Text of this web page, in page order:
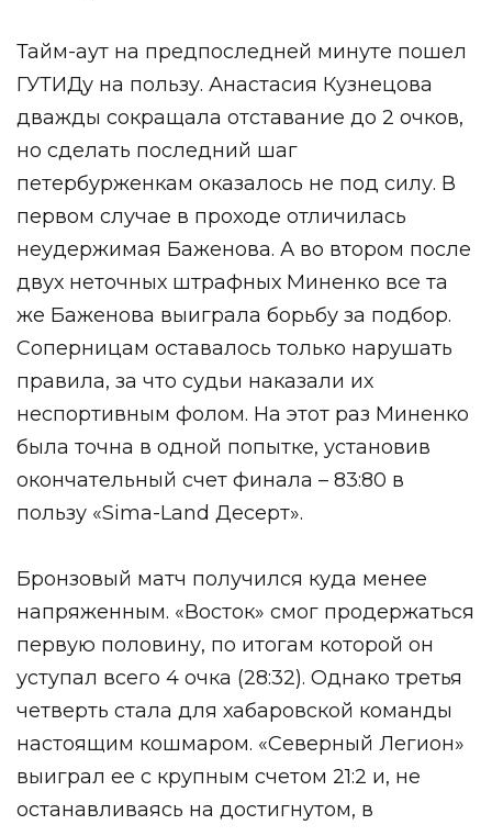
Тайм-аут на предпоследней минуте пошел
ГУТИДу на пользу. Анастасия Кузнецова
дважды сокращала отставание до 2 очков,
но сделать последний шаг
петербурженкам оказалось не под силу. В
первом случае в проходе отличилась
неудержимая Баженова. А во втором после
двух неточных штрафных Миненко все та
же Баженова выиграла борьбу за подбор.
Соперницам оставалось только нарушать
правила, за что судьи наказали их
неспортивным фолом. На этот раз Миненко
была точна в одной попытке, установив
окончательный счет финала – 83:80 в
пользу «Sima-Land Десерт».
Бронзовый матч получился куда менее
напряженным. «Восток» смог продержаться
первую половину, по итогам которой он
уступал всего 4 очка (28:32). Однако третья
четверть стала для хабаровской команды
настоящим кошмаром. «Северный Легион»
выиграл ее с крупным счетом 21:2 и, не
останавливаясь на достигнутом, в